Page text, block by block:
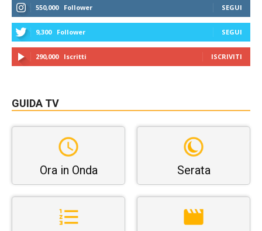
550,000 Follower SEGUI
9,300 Follower SEGUI
290,000 Iscritti ISCRIVITI
GUIDA TV
Ora in Onda Serata